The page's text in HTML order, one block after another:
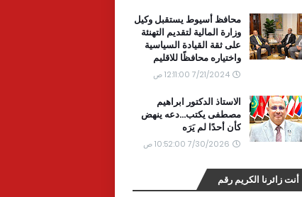
محافظ أسيوط يستقبل وكيل
وزارة المالية لتقديم التهنئة
على ثقة القيادة السياسية
واختياره محافظًا للاقليم
7/21/2024 12:11:00 ص
الاستاذ الدكتور ابراهيم
مصطفى يكتب...دعه ينهض
كأن أحدًا لم يَرَه
7/30/2026 10:52:00 ص
أنت زائرنا الكريم رقم